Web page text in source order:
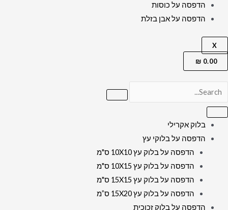
הדפסה על כוסות
הדפסה על אבן בזלת
X
0.00
₪
בלוק אקרילי
הדפסה על בלוקי עץ
הדפסה על בלוק עץ 10X10 ס"מ
הדפסה על בלוק עץ 10X15 ס"מ
הדפסה על בלוק עץ 15X15 ס"מ
הדפסה על בלוק עץ 15X20 ס”מ
הדפסה על בלוק זכוכית